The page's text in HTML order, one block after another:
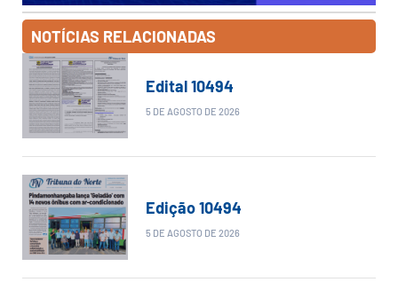
NOTÍCIAS RELACIONADAS
Edital 10494
5 DE AGOSTO DE 2026
Edição 10494
5 DE AGOSTO DE 2026